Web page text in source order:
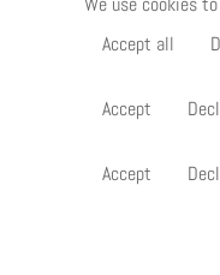
Accept all
Accept
Accept